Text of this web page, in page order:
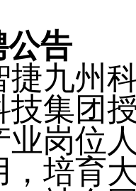
公告
州科
技集团
业岗位
，培育